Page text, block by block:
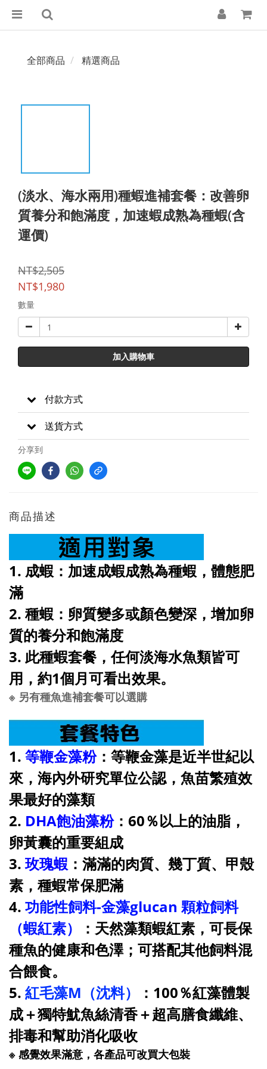
全部商品 精選商品
(淡水、海水兩用)種蝦進補套餐：改善卵
質養分和飽滿度，加速蝦成熟為種蝦(含
運價)
NT$2,505
NT$1,980
數量
加入購物車
付款方式
送貨方式
分享到
商品描述
1. 成蝦：加速成蝦成熟為種蝦，體態肥
滿
2. 種蝦：卵質變多或顏色變深，增加卵
質的養分和飽滿度
3. 此種蝦套餐，任何淡海水魚類皆可
用，約1個月可看出效果。
※ 另有種魚進補套餐可以選購
1. 等鞭金藻粉：等鞭金藻是近半世紀以
來，海內外研究單位公認，魚苗繁殖效
果最好的藻類
2. DHA飽油藻粉：60％以上的油脂，
卵黃囊的重要組成
3.玫瑰蝦 ：滿滿的肉質、幾丁質、甲殼
素，種蝦常保肥滿
4. 功能性飼料-金藻glucan 顆粒飼料
（蝦紅素）
：天然藻類蝦紅素，可長保
種魚的健康和色澤；可搭配其他飼料混
合餵食。
5. 紅毛藻M（沈料）
：100％紅藻體製
成＋獨特魷魚絲清香＋超高膳食纖維、
排毒和幫助消化吸收
※ 感覺效果滿意，各產品可改買大包裝